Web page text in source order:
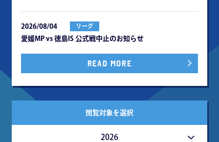
2026/08/04 リーグ
愛媛MP vs 徳島IS 公式戦中⽌のお知らせ
READ MORE
閲覧対象を選択
2026